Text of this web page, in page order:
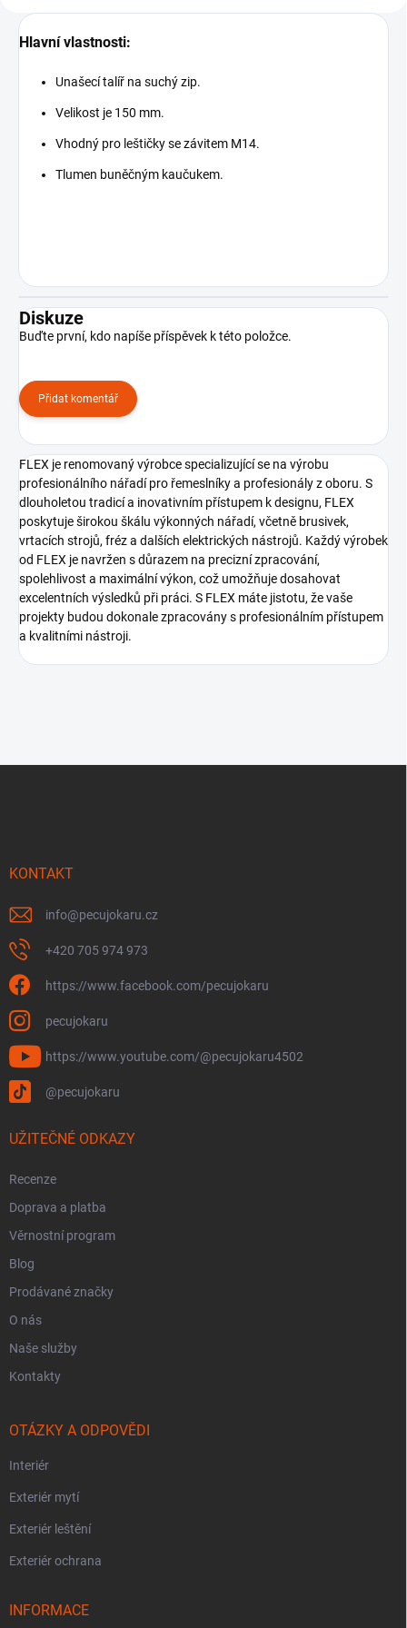
Hlavní vlastnosti:
Unašecí talíř na suchý zip.
Velikost je 150 mm.
Vhodný pro leštičky se závitem M14.
Tlumen buněčným kaučukem.
Diskuze
Buďte první, kdo napíše příspěvek k této položce.
Přidat komentář
FLEX je renomovaný výrobce specializující se na výrobu
profesionálního nářadí pro řemeslníky a profesionály z oboru. S
dlouholetou tradicí a inovativním přístupem k designu, FLEX
poskytuje širokou škálu výkonných nářadí, včetně brusivek,
vrtacích strojů, fréz a dalších elektrických nástrojů. Každý výrobek
od FLEX je navržen s důrazem na precizní zpracování,
spolehlivost a maximální výkon, což umožňuje dosahovat
excelentních výsledků při práci. S FLEX máte jistotu, že vaše
projekty budou dokonale zpracovány s profesionálním přístupem
a kvalitními nástroji.
KONTAKT
info@pecujokaru.cz
+420 705 974 973
https://www.facebook.com/pecujokaru
pecujokaru
https://www.youtube.com/@pecujokaru4502
@pecujokaru
UŽITEČNÉ ODKAZY
Recenze
Doprava a platba
Věrnostní program
Blog
Prodávané značky
O nás
Naše služby
Kontakty
OTÁZKY A ODPOVĚDI
Interiér
Exteriér mytí
Exteriér leštění
Exteriér ochrana
INFORMACE